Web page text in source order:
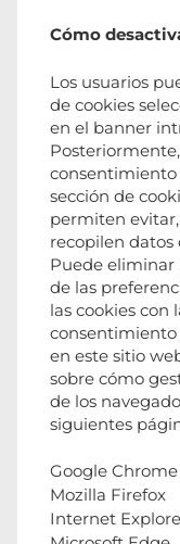
Cómo
Los usuarios
de cookies
en el banner
consentimiento
sección de
permiten
recopilen
Puede eliminar
de las
las cookies con
consentimiento
en este sitio
sobre cómo
de los
siguientes
Google Chrome
Mozilla Firefox
Internet